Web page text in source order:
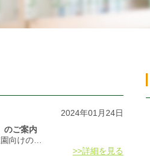
2024年01月24日
のご案内
向けの…
>>詳細を見る